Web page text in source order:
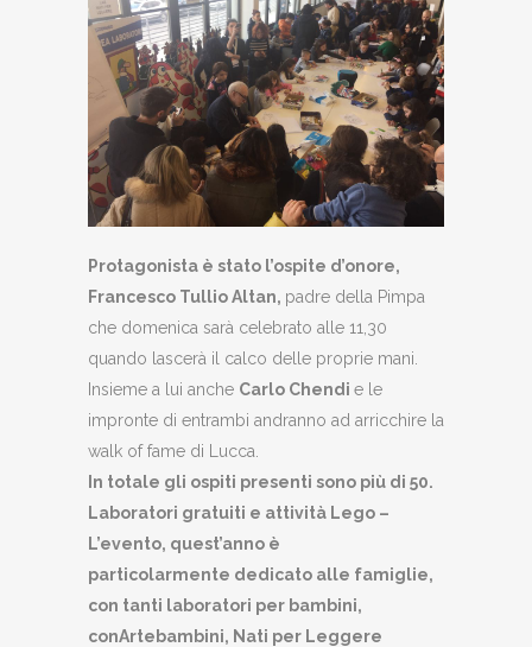
Protagonista è stato l’ospite d’onore,
Francesco Tullio Altan, padre della Pimpa
che domenica sarà celebrato alle 11,30
quando lascerà il calco delle proprie mani.
Insieme a lui anche Carlo Chendi e le
impronte di entrambi andranno ad arricchire la
walk of fame di Lucca.
In totale gli ospiti presenti sono più di 50.
Laboratori gratuiti e attività Lego –
L’evento, quest’anno è
particolarmente dedicato alle famiglie,
con tanti laboratori per bambini,
conArtebambini, Nati per Leggere